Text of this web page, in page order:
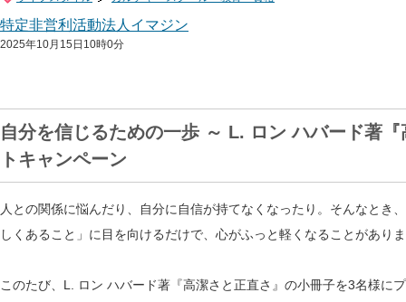
特定非営利活動法人イマジン
2025年10月15日10時0分
自分を信じるための一歩 ～ L. ロン ハバード著
トキャンペーン
人との関係に悩んだり、自分に自信が持てなくなったり。そんなとき
しくあること」に目を向けるだけで、心がふっと軽くなることがあり
このたび、L. ロン ハバード著『高潔さと正直さ』の小冊子を3名様に